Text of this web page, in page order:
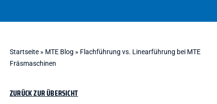
Startseite » MTE Blog » Flachführung vs. Linearführung bei MTE
Fräsmaschinen
ZURÜCK ZUR ÜBERSICHT